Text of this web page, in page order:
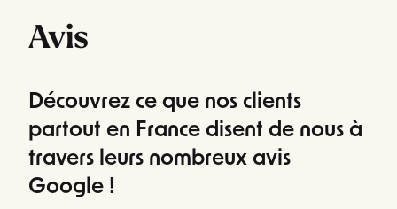
Avis
Découvrez ce que nos clients
partout en France disent de nous à
travers leurs nombreux avis
Google !